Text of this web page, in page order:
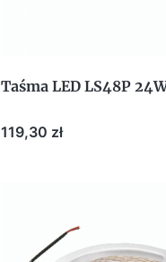
Taśma LED LS48P
Cena
119,30 zł